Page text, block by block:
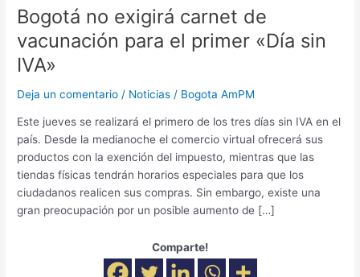
Bogotá no exigirá carnet de
vacunación para el primer «Día sin
IVA»
Deja un comentario / Noticias / Bogota AmPM
Este jueves se realizará el primero de los tres días sin IVA en el
país. Desde la medianoche el comercio virtual ofrecerá sus
productos con la exención del impuesto, mientras que las
tiendas físicas tendrán horarios especiales para que los
ciudadanos realicen sus compras. Sin embargo, existe una
gran preocupación por un posible aumento de […]
Comparte!
IVA»